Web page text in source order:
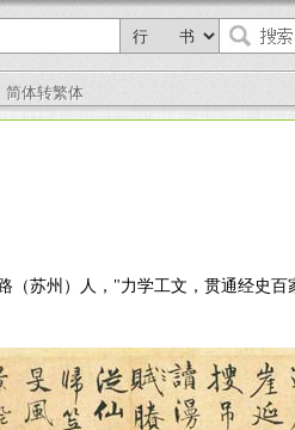
简体转繁体
（苏州）人，"力学工文，贯通经史